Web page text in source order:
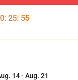
: 25: 54
14 - Aug. 21